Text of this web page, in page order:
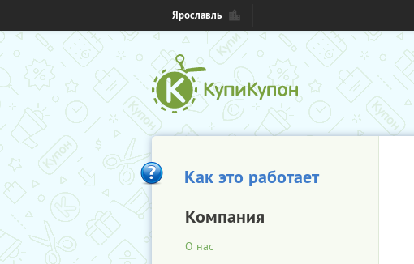
Ярославль
Как это работает
Компания
О нас